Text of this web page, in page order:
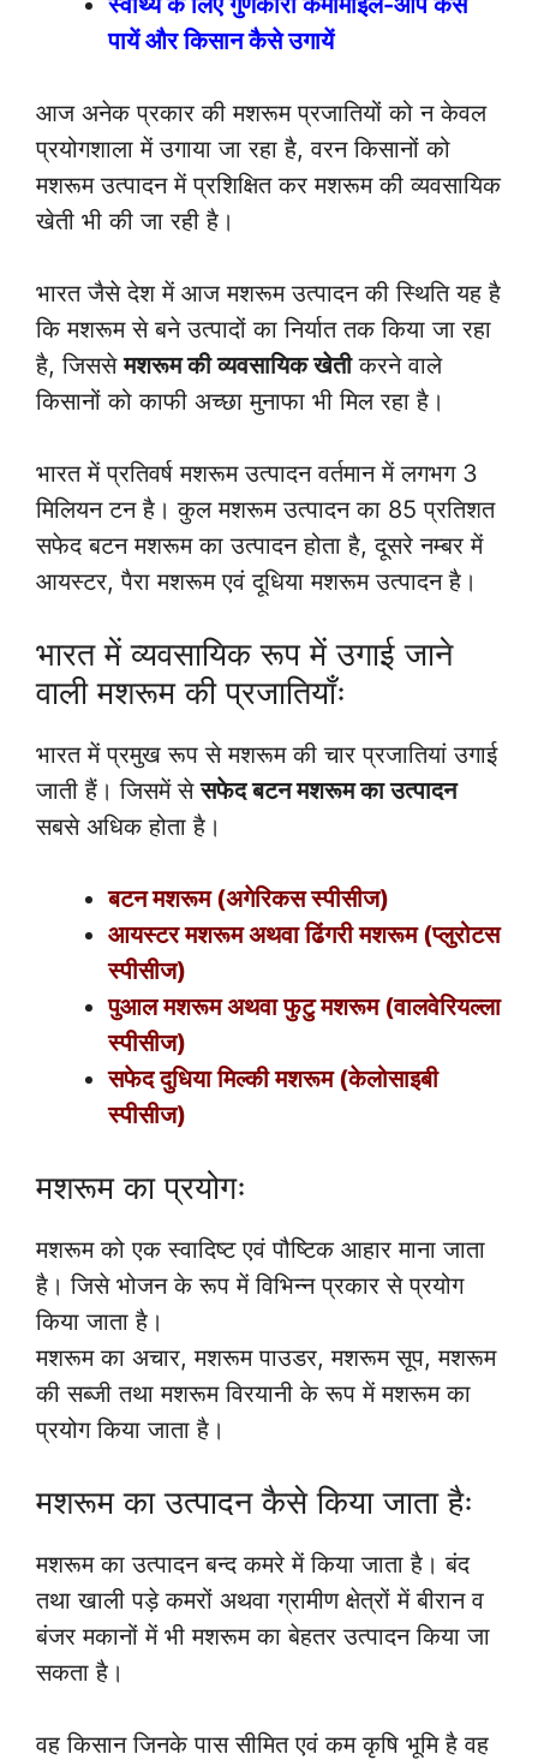
पायें और किसान कैसे उगायें
आज अनेक प्रकार की मशरूम प्रजातियों को न केवल
प्रयोगशाला में उगाया जा रहा है, वरन किसानों को
मशरूम उत्पादन में प्रशिक्षित कर मशरूम की व्यवसायिक
खेती भी की जा रही है।
भारत जैसे देश में आज मशरूम उत्पादन की स्थिति यह है
कि मशरूम से बने उत्पादों का निर्यात तक किया जा रहा
है, जिससेमशरूम की व्यवसायिक खेतीकरने वाले
किसानों को काफी अच्छा मुनाफा भी मिल रहा है।
भारत में प्रतिवर्ष मशरूम उत्पादन वर्तमान में लगभग 3
मिलियन टन है। कुल मशरूम उत्पादन का 85 प्रतिशत
सफेद बटन मशरूम का उत्पादन होता है, दूसरे नम्बर में
आयस्टर, पैरा मशरूम एवं दूधिया मशरूम उत्पादन है।
भारत में व्यवसायिक रूप में उगाई जाने
वाली मशरूम की प्रजातियाँः
भारत में प्रमुख रूप से मशरूम की चार प्रजातियां उगाई
जाती हैं। जिसमें सेसफेद बटन मशरूम का उत्पादन
सबसे अधिक होता है।
बटन मशरूम (अगेरिकस स्पीसीज)
आयस्टर मशरूम अथवा ढिंगरी मशरूम (प्लुरोटस
स्पीसीज)
पुआल मशरूम अथवा फुटु मशरूम (वालवेरियल्ला
स्पीसीज)
सफेद दुधिया मिल्की मशरूम (केलोसाइबी
स्पीसीज)
मशरूम का प्रयोगः
मशरूम को एक स्वादिष्ट एवं पौष्टिक आहार माना जाता
है। जिसे भोजन के रूप में विभिन्न प्रकार से प्रयोग
किया जाता है।
मशरूम का अचार, मशरूम पाउडर, मशरूम सूप, मशरूम
की सब्जी तथा मशरूम विरयानी के रूप में मशरूम का
प्रयोग किया जाता है।
मशरूम का उत्पादन कैसे किया जाता हैः
मशरूम का उत्पादन बन्द कमरे में किया जाता है। बंद
तथा खाली पड़े कमरों अथवा ग्रामीण क्षेत्रों में बीरान व
बंजर मकानों में भी मशरूम का बेहतर उत्पादन किया जा
सकता है।
वह किसान जिनके पास सीमित एवं कम कृषि भूमि है वह